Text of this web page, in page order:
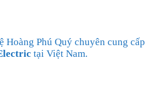
Hoàng Phú Quý chuyên cung cấp
tại Việt Nam.